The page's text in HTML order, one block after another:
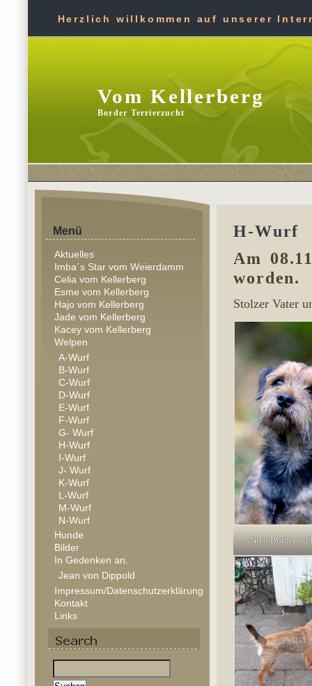
Herzlich willkommen auf unserer
Vom Kellerberg
Border Terrierzucht
H-Wurf
Am
worden.
Stolzer Vater
Nico Border od
Menü
Aktuelles
Imba´s Star vom Weierdamm
Celia vom Kellerberg
Esme vom Kellerberg
Hajo vom Kellerberg
Jade vom Kellerberg
Kacey vom Kellerberg
Welpen
A-Wurf
B-Wurf
C-Wurf
D-Wurf
E-Wurf
F-Wurf
G- Wurf
H-Wurf
I-Wurf
J- Wurf
K-Wurf
L-Wurf
M-Wurf
N-Wurf
Hunde
Bilder
In Gedenken an.
Jean von Dippold
Impressum/Datenschutzerklärung
Kontakt
Links